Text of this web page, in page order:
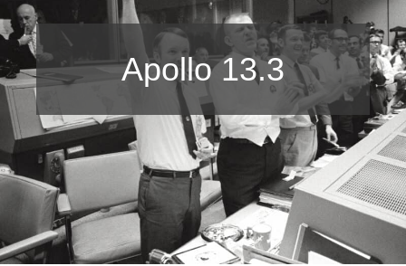
Apollo 13.3